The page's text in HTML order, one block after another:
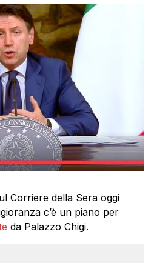
Corriere della Sera oggi
c’è un piano per
da Palazzo Chigi.